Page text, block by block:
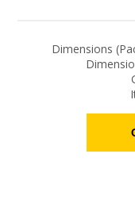
Dimensions